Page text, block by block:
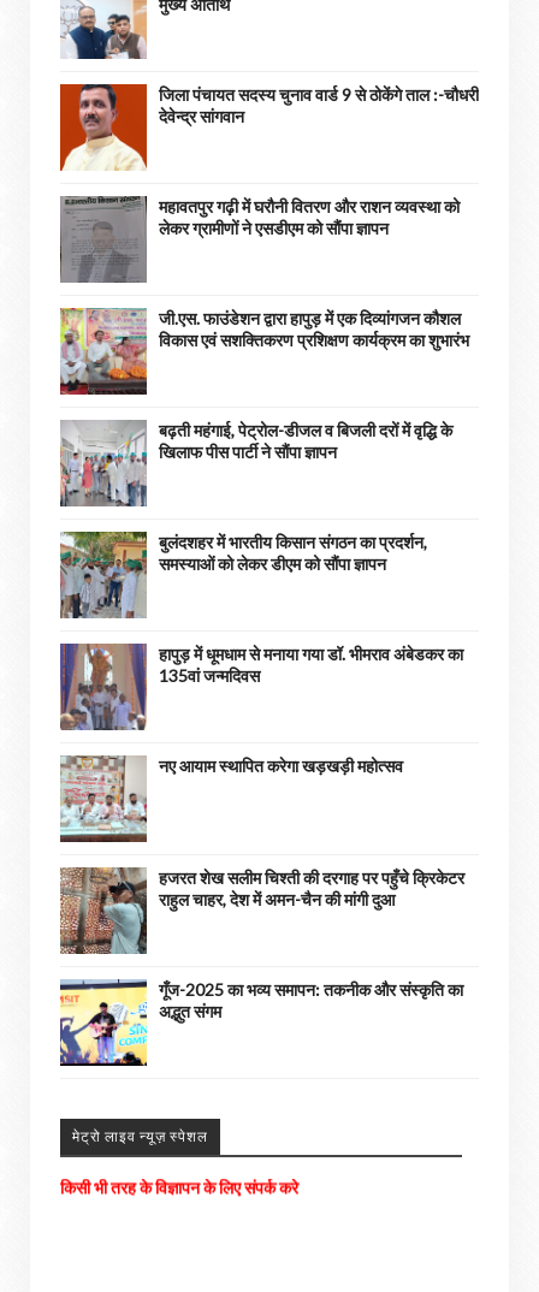
मुख्य अतिथि
जिला पंचायत सदस्य चुनाव वार्ड 9 से ठोकेंगे ताल :-चौधरी
देवेन्द्र सांगवान
महावतपुर गढ़ी में घरौनी वितरण और राशन व्यवस्था को
लेकर ग्रामीणों ने एसडीएम को सौंपा ज्ञापन
जी.एस. फाउंडेशन द्वारा हापुड़ में एक दिव्यांगजन कौशल
विकास एवं सशक्तिकरण प्रशिक्षण कार्यक्रम का शुभारंभ
बढ़ती महंगाई, पेट्रोल-डीजल व बिजली दरों में वृद्धि के
खिलाफ पीस पार्टी ने सौंपा ज्ञापन
बुलंदशहर में भारतीय किसान संगठन का प्रदर्शन,
समस्याओं को लेकर डीएम को सौंपा ज्ञापन
हापुड़ में धूमधाम से मनाया गया डॉ. भीमराव अंबेडकर का
135वां जन्मदिवस
नए आयाम स्थापित करेगा खड़खड़ी महोत्सव
हजरत शेख सलीम चिश्ती की दरगाह पर पहुँचे क्रिकेटर
राहुल चाहर, देश में अमन-चैन की मांगी दुआ
गूँज-2025 का भव्य समापन: तकनीक और संस्कृति का
अद्भुत संगम
मेट्रो लाइव न्यूज़ स्पेशल